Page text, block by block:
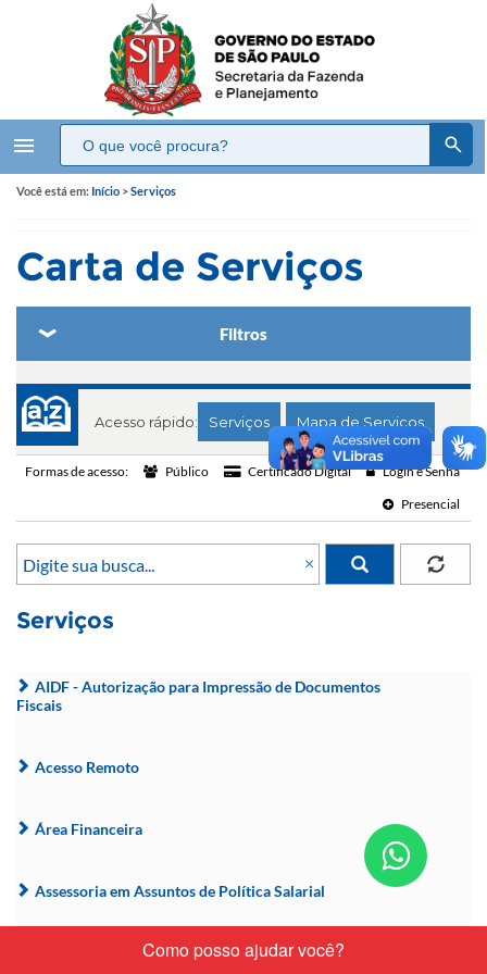
menu
nos
pelo
Você está em: Início >Serviços
Carta de Serviços
Filtros
Acesso rápido: Serviços Mapa de Serviços
Formas de acesso: Público Certificado Digital
Login e Senha
Presencial
×
Serviços
AIDF - Autorização para Impressão de Documentos
Fiscais
Acesso Remoto
Área Financeira
Assessoria em Assuntos de Política Salarial